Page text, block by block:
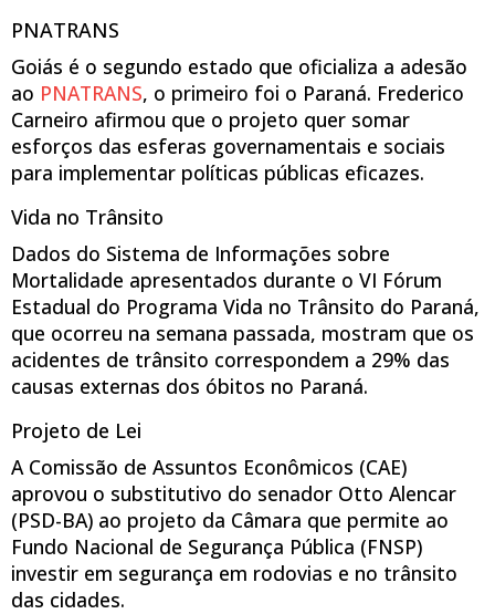
PNATRANS
Goiás é o segundo estado que oficializa a adesão
ao PNATRANS, o primeiro foi o Paraná. Frederico
Carneiro afirmou que o projeto quer somar
esforços das esferas governamentais e sociais
para implementar políticas públicas eficazes.
Vida no Trânsito
Dados do Sistema de Informações sobre
Mortalidade apresentados durante o VI Fórum
Estadual do Programa Vida no Trânsito do Paraná,
que ocorreu na semana passada, mostram que os
acidentes de trânsito correspondem a 29% das
causas externas dos óbitos no Paraná.
Projeto de Lei
A Comissão de Assuntos Econômicos (CAE)
aprovou o substitutivo do senador Otto Alencar
(PSD-BA) ao projeto da Câmara que permite ao
Fundo Nacional de Segurança Pública (FNSP)
investir em segurança em rodovias e no trânsito
das cidades.